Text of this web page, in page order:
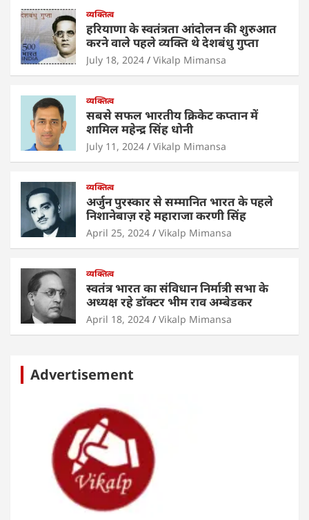
s
A
p
p
e
b
o
o
er e
dI
n
l e
व्यक्तित्व
हरियाणा के स्वतंत्रता आंदोलन की शुरुआत
करने वाले पहले व्यक्ति थे देशबंधु गुप्ता
July 18, 2024 Vikalp Mimansa
व्यक्तित्व
सबसे सफल भारतीय क्रिकेट कप्तान में
शामिल महेन्द्र सिंह धोनी
July 11, 2024 Vikalp Mimansa
व्यक्तित्व
अर्जुन पुरस्कार से सम्मानित भारत के पहले
निशानेबाज़ रहे महाराजा करणी सिंह
April 25, 2024 Vikalp Mimansa
व्यक्तित्व
स्वतंत्र भारत का संविधान निर्मात्री सभा के
अध्यक्ष रहे डॉक्टर भीम राव अम्बेडकर
April 18, 2024 Vikalp Mimansa
Advertisement